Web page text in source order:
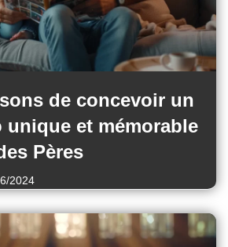
de concevoir un
et mémorable
Pères
2024